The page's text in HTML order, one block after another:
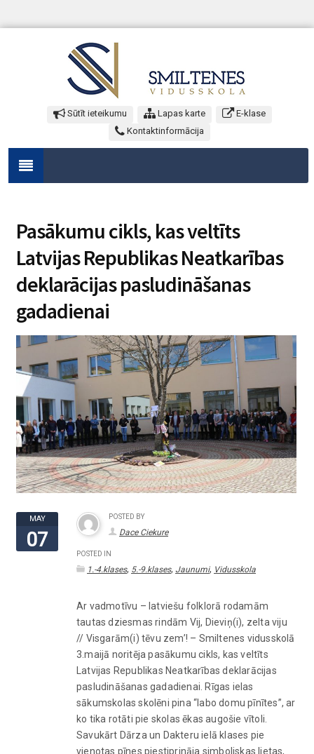
Sūtīt ieteikumu Lapas karte
E-klase
Kontaktinformācija
Pasākumu cikls, kas veltīts
Latvijas Republikas Neatkarības
deklarācijas pasludināšanas
gadadienai
MAY
07
POSTED BY
Dace Ciekure
POSTED IN
1.-4.klases, 5.-9.klases, Jaunumi, Vidusskola
Ar vadmotīvu – latviešu folklorā rodamām
tautas dziesmas rindām Vij, Dieviņ(i), zelta viju
// Visgarām(i) tēvu zem’! – Smiltenes vidusskolā
3.maijā noritēja pasākumu cikls, kas veltīts
Latvijas Republikas Neatkarības deklarācijas
pasludināšanas gadadienai. Rīgas ielas
sākumskolas skolēni pina “labo domu pīnītes”, ar
ko tika rotāti pie skolas ēkas augošie vītoli.
Savukārt Dārza un Dakteru ielā klases pie
vienotas pīnes piestiprināja simboliskas lietas,